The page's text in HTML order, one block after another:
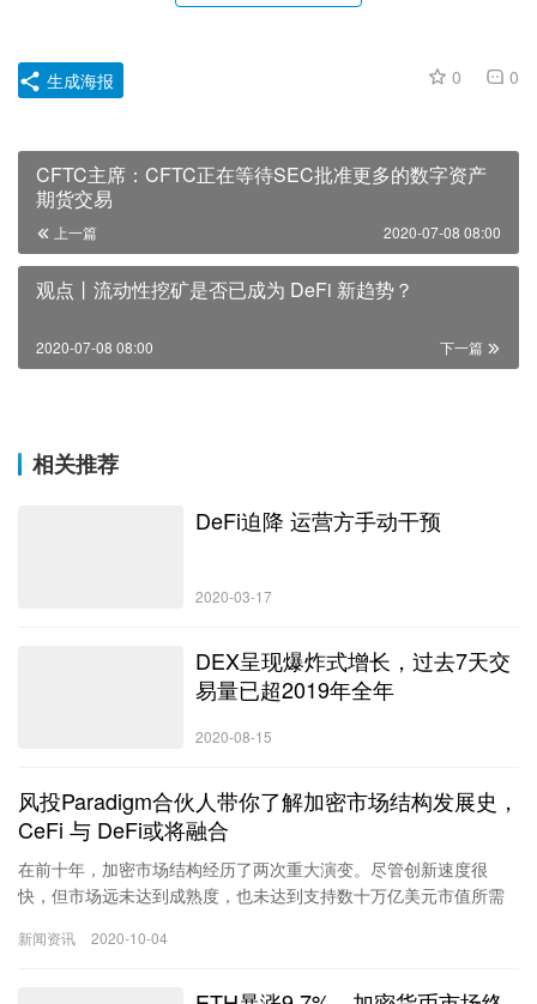
0 0
生成海报
CFTC主席：CFTC正在等待SEC批准更多的数字资产
期货交易
上一篇 2020-07-08 08:00
观点丨流动性挖矿是否已成为 DeFi 新趋势？
下一篇
2020-07-08 08:00
相关推荐
DeFi迫降 运营方手动干预
2020-03-17
DEX呈现爆炸式增长，过去7天交
易量已超2019年全年
2020-08-15
风投Paradigm合伙人带你了解加密市场结构发展史，
CeFi 与 DeFi或将融合
在前十年，加密市场结构经历了两次重大演变。尽管创新速度很
快，但市场远未达到成熟度，也未达到支持数十万亿美元市值所需
新闻资讯 2020-10-04